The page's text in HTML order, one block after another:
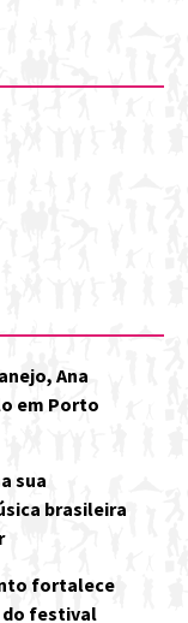
Ana
em Porto
sua
brasileira
fortalece
do festival